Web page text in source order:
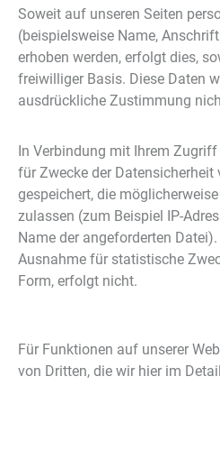
Soweit auf unseren Seiten
(beispielsweise Name,
erhoben werden, erfolgt dies,
freiwilliger Basis. Diese Daten
ausdrückliche Zustimmung
In Verbindung mit Ihrem
für Zwecke der Datensicherheit
gespeichert, die
zulassen (zum Beispiel IP-
Name der angeforderten
Ausnahme für statistische
Form, erfolgt nicht.
Für Funktionen auf unserer
von Dritten, die wir hier im